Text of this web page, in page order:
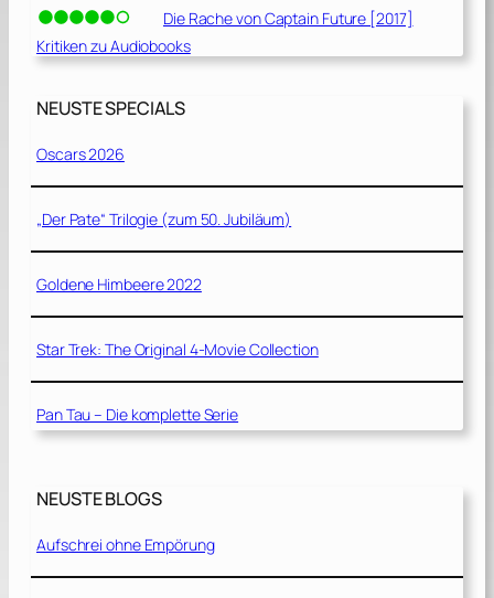
Die Rache von Captain Future [2017]
Kritiken zu Audiobooks
NEUSTE SPECIALS
Oscars 2026
„Der Pate“ Trilogie (zum 50. Jubiläum)
Goldene Himbeere 2022
Star Trek: The Original 4-Movie Collection
Pan Tau – Die komplette Serie
NEUSTE BLOGS
Aufschrei ohne Empörung